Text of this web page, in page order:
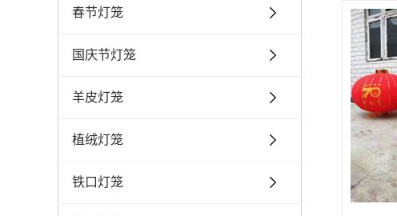
春节灯笼
国庆节灯笼
羊皮灯笼
植绒灯笼
铁口灯笼